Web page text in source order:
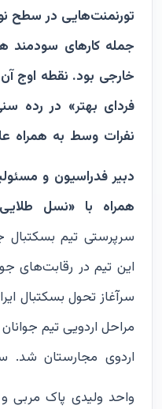
تورنمنت‌هایی در سطح
جمله کارهای سودمند
خارجی بود. نقطه اوج
فردای بهتر» در رده
نفرات وسط به همراه
دبیر فدراسیون و
همراه با «نسل
سرپرستی تیم بسکتبال
سرآغاز تحول بسکتبال
اردوی مجارستان شد.
واحد ولیدی پاک مربی